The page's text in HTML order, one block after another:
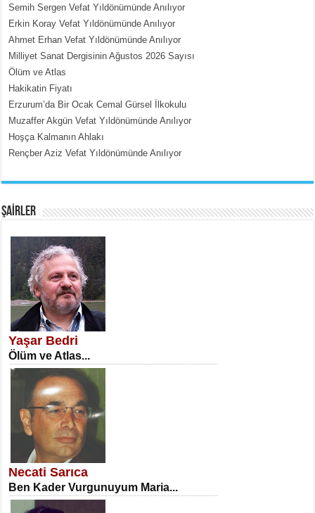
MEHMET ÇOBAN
İçerdeki Put Dışardaki Maskeler...
SATILMIŞ ÜMİT ÇETİNKAYA
Erkenlik...
NECLA DİLEK ARSLAN
Öğretmenler Günü Mahkemesi...
Semih Sergen Vefat Yıldönümünde Anılıyor
Erkin Koray Vefat Yıldönümünde Anılıyor
Ahmet Erhan Vefat Yıldönümünde Anılıyor
Milliyet Sanat Dergisinin Ağustos 2026 Sayısı
Ölüm ve Atlas
Hakikatin Fiyatı
Erzurum’da Bir Ocak Cemal Gürsel İlkokulu
Muzaffer Akgün Vefat Yıldönümünde Anılıyor
Hoşça Kalmanın Ahlakı
Rençber Aziz Vefat Yıldönümünde Anılıyor
ŞAİRLER
Yaşar Bedri
Ölüm ve Atlas...
Necati Sarıca
Ben Kader Vurgunuyum Maria...